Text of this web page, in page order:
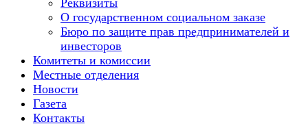
Реквизиты
О государственном социальном заказе
Бюро по защите прав предпринимателей и
инвесторов
Комитеты и комиссии
Местные отделения
Новости
Газета
Контакты